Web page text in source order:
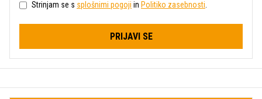
Strinjam se s splošnimi pogoji in Politiko zasebnosti.
PRIJAVI SE